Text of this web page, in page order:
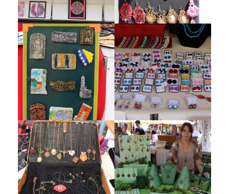
Galerija 2019
Galerija 2022
Galerija 2023
Galerija 2024
Galerija 2025